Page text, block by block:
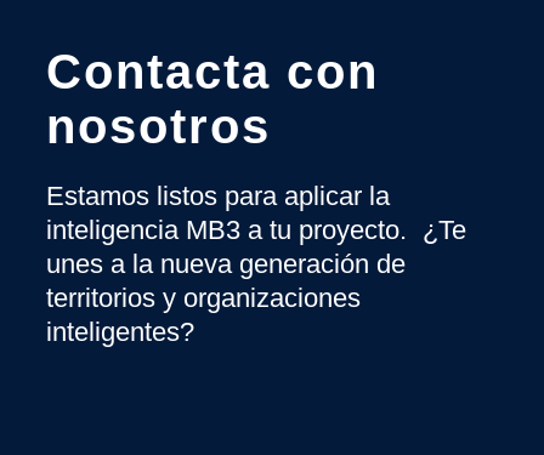
Contacta con
nosotros
Estamos listos para aplicar la
inteligencia MB3 a tu proyecto. ¿Te
unes a la nueva generación de
territorios y organizaciones
inteligentes?